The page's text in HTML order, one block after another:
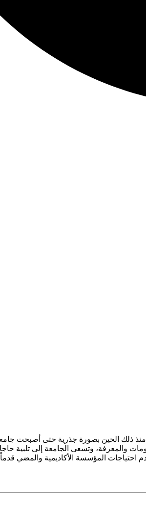
والمعرفة، وتسعى الجامعة إلى تلبية
احتياجات المؤسسة الأكاديمية والمضي